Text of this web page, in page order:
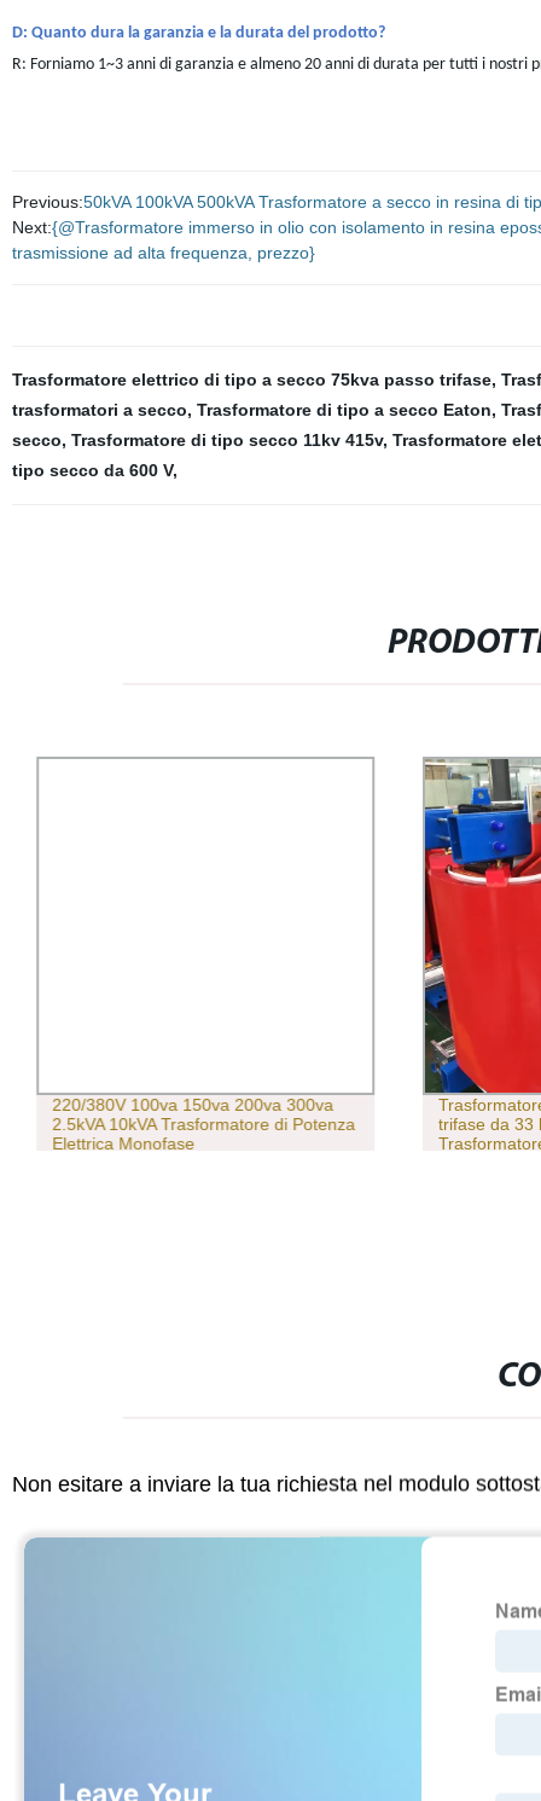
D: Quanto dura la garanzia e la durata del prodotto?
R: Forniamo 1~3 anni di garanzia e almeno 20 anni di durata per tutti i nostri
Previous:50kVA 100kVA 500kVA Trasformatore a secco in resina di
Next:{@Trasformatore immerso in olio con isolamento in resina
trasmissione ad alta frequenza, prezzo}
Trasformatore elettrico di tipo a secco 75kva passo trifase,
trasformatori a secco, Trasformatore di tipo a secco Eaton,
secco, Trasformatore di tipo secco 11kv 415v, Trasformatore
tipo secco da 600 V,
220/380V 100va 150va 200va 300va
2.5kVA 10kVA Trasformatore di Potenza
Elettrica Monofase
trifase da 33
Non esitare a inviare la tua richiesta nel modulo